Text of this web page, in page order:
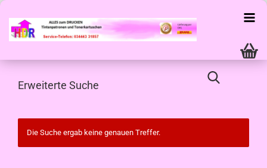
Erweiterte Suche
Die Suche ergab keine genauen Treffer.